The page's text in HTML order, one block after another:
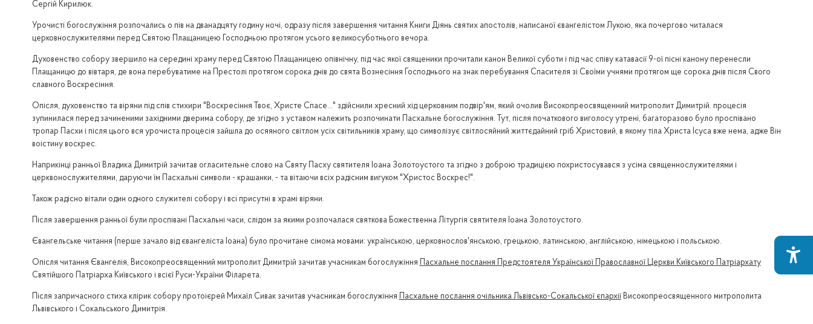
Сергій Кирилюк.
Урочисті богослужіння розпочались о пів на дванадцяту годину ночі, одразу після завершення читання Книги Діянь святих апостолів, написаної євангелістом Лукою, яка почергово читалася
церковнослужителями перед Святою Плащаницею Господньою протягом усього великосуботнього вечора.
Духовенство собору звершило на середині храму перед Святою Плащаницею опівнічну, під час якої священики прочитали канон Великої суботи і під час співу катавасії 9-ої пісні канону перенесли
Плащаницю до вівтаря, де вона перебуватиме на Престолі протягом сорока днів до свята Вознесіння Господнього на знак перебування Спасителя зі Своїми учнями протягом ще сорока днів після Свого
славного Воскресіння.
Опісля, духовенство та віряни під спів стихири "Воскресіння Твоє, Христе Спасе..." здійснили хресний хід церковним подвір'ям, який очолив Високопреосвященний митрополит Димитрій. процесія
зупинилася перед зачиненими західними дверима собору, де згідно з уставом належить розпочинати Пасхальне богослужіння. Тут, після початкового виголосу утрені, багаторазово було проспівано
тропар Пасхи і після цього вся урочиста процесія зайшла до осяяного світлом усіх світильників храму, що символізує світлосяйний життєдайний гріб Христовий, в якому тіла Христа Ісуса вже нема, адже Він
воістину воскрес.
Наприкінці ранньої Владика Димитрій зачитав огласительне слово на Святу Пасху святителя Іоана Золотоустого та згідно з доброю традицією похристосувався з усіма священнослужителями і
церквонослужителями, даруючи їм Пасхальні символи - крашанки, - та вітаючи всіх радісним вигуком "Христос Воскрес!".
Також радісно вітали один одного служителі собору і всі присутні в храмі віряни.
Після завершення ранньої були проспівані Пасхальні часи, слідом за якими розпочалася святкова Божественна Літургія святителя Іоана Золотоустого.
Євангельське читання (перше зачало від євангеліста Іоана) було прочитане сімома мовами: українською, церковнослов'янською, грецькою, латинською, англійською, німецькою і польською.
Опісля читання Євангелія, Високопреосвященний митрополит Димитрій зачитав учасникам богослужіння Пасхальне послання Предстоятеля Української Православної Церкви Київського Патріархату
Святійшого Патріарха Київського і всієї Руси-України Філарета.
Після запричасного стиха клірик собору протоієрей Михаїл Сивак зачитав учасникам богослужіння Пасхальне послання очільника Львівсько-Сокальської єпархії Високопреосвященного митрополита
Львівського і Сокальського Димитрія.